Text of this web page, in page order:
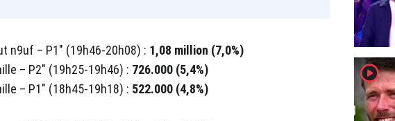
n9uf – P1" (19h46-20h08) : 1,08 million (7,0%)
– P2" (19h25-19h46) : 726.000 (5,4%)
– P1" (18h45-19h18) : 522.000 (4,8%)
player2